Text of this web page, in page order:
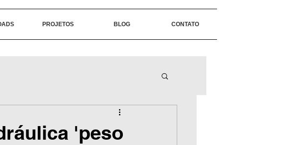
PROJETOS BLOG CONTATO
'peso